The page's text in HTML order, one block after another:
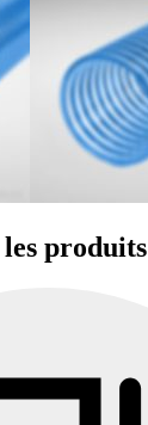
produits